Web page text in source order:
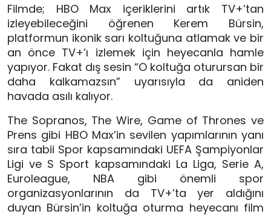
Filmde; HBO Max içeriklerini artık TV+’tan
izleyebileceğini öğrenen Kerem Bürsin,
platformun ikonik sarı koltuğuna atlamak ve bir
an önce TV+’ı izlemek için heyecanla hamle
yapıyor. Fakat dış sesin “O koltuğa oturursan bir
daha kalkamazsın” uyarısıyla da aniden
havada asılı kalıyor.
The Sopranos, The Wire, Game of Thrones ve
Prens gibi HBO Max’in sevilen yapımlarının yanı
sıra tabii Spor kapsamındaki UEFA Şampiyonlar
Ligi ve S Sport kapsamındaki La Liga, Serie A,
Euroleague, NBA gibi önemli spor
organizasyonlarının da TV+’ta yer aldığını
duyan Bürsin’in koltuğa oturma heyecanı film